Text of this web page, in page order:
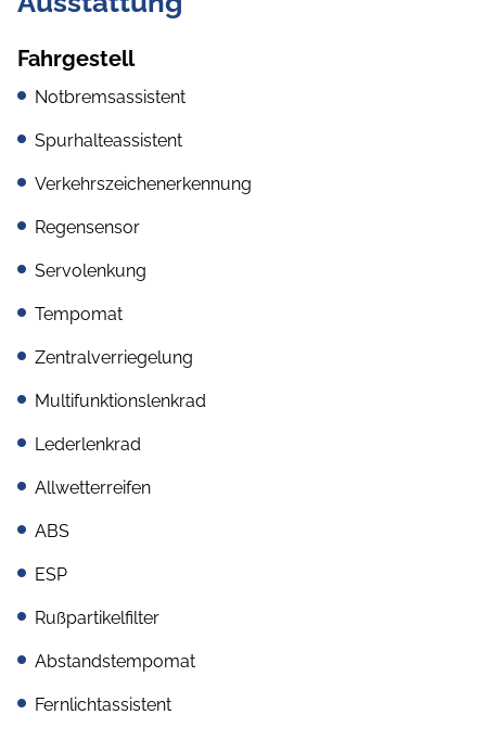
Fahrgestell
Notbremsassistent
Spurhalteassistent
Verkehrszeichenerkennung
Regensensor
Servolenkung
Tempomat
Zentralverriegelung
Multifunktionslenkrad
Lederlenkrad
Allwetterreifen
ABS
ESP
Rußpartikelfilter
Abstandstempomat
Fernlichtassistent